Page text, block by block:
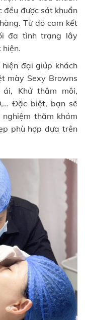
đều được sát khuẩn
Từ đó cam kết
đa tình trạng lây
hiện.
đại giúp khách
mày Sexy Browns
Khử thâm môi,
Đặc biệt, bạn sẽ
thăm khám
phù hợp dựa trên